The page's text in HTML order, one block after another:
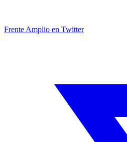
Frente Amplio en Twitter